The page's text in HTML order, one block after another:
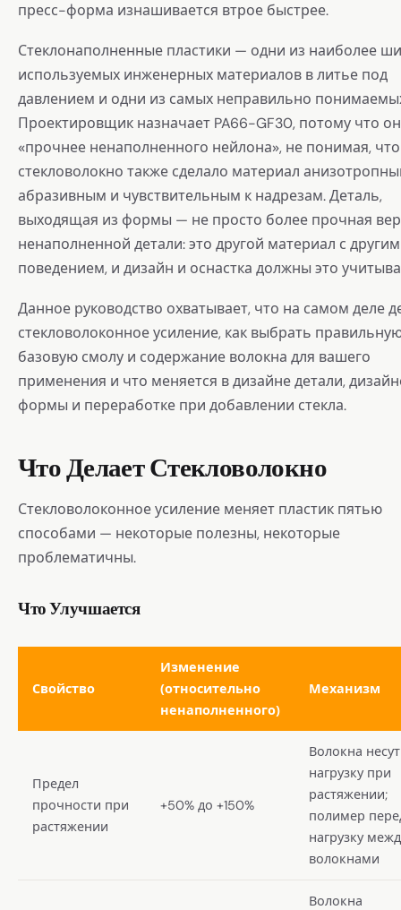
пресс-форма изнашивается втрое быстрее.
Стеклонаполненные пластики — одни из наиболее
используемых инженерных материалов в литье под
давлением и одни из самых неправильно
Проектировщик назначает PA66-GF30, потому что он
«прочнее ненаполненного нейлона», не понимая, что
стекловолокно также сделало материал
абразивным и чувствительным к надрезам. Деталь,
выходящая из формы — не просто более прочная
ненаполненной детали: это другой материал с другим
поведением, и дизайн и оснастка должны это
Данное руководство охватывает, что на самом деле
стекловолоконное усиление, как выбрать
базовую смолу и содержание волокна для вашего
применения и что меняется в дизайне детали,
формы и переработке при добавлении стекла.
Что Делает Стекловолокно
Стекловолоконное усиление меняет пластик пятью
способами — некоторые полезны, некоторые
проблематичны.
Что Улучшается
Свойство
Изменение
(относительно
ненаполненного)
Механизм
Предел
прочности при
растяжении
+50% до +150%
Волокна несут
нагрузку при
растяжении;
полимер
нагрузку
волокнами
Волокна